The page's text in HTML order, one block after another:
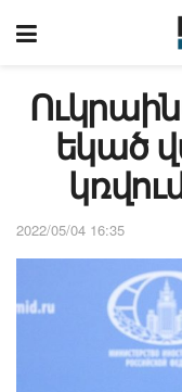
եկած
2022/05/04 16:35